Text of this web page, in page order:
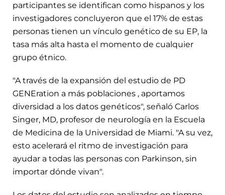
participantes se identifican como hispanos y los
investigadores concluyeron que el 17% de estas
personas tienen un vínculo genético de su EP, la
tasa más alta hasta el momento de cualquier
grupo étnico.
"A través de la expansión del estudio de PD
GENEration a más poblaciones , aportamos
diversidad a los datos genéticos", señaló Carlos
Singer, MD, profesor de neurología en la Escuela
de Medicina de la Universidad de Miami. "A su vez,
esto acelerará el ritmo de investigación para
ayudar a todas las personas con Parkinson, sin
importar dónde vivan".